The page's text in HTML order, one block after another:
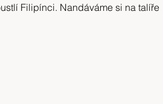
Filipínci. Nandáváme si na talíře